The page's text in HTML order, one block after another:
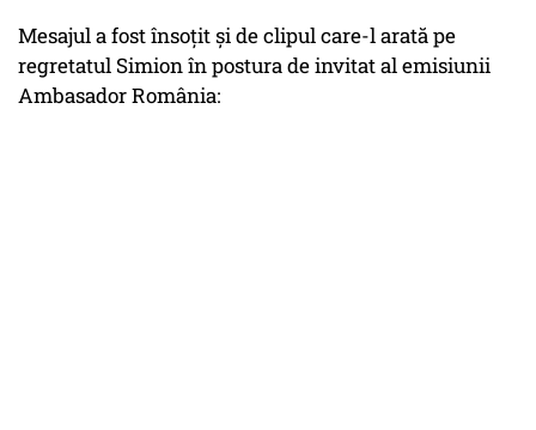
Mesajul a fost însoţit şi de clipul care-l arată pe
regretatul Simion în postura de invitat al emisiunii
Ambasador România: